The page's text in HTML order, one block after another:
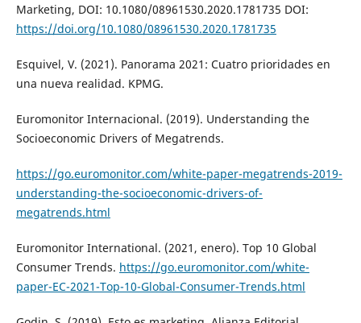
Marketing, DOI: 10.1080/08961530.2020.1781735 DOI:
https://doi.org/10.1080/08961530.2020.1781735
Esquivel, V. (2021). Panorama 2021: Cuatro prioridades en
una nueva realidad. KPMG.
Euromonitor Internacional. (2019). Understanding the
Socioeconomic Drivers of Megatrends.
https://go.euromonitor.com/white-paper-megatrends-2019-
understanding-the-socioeconomic-drivers-of-
megatrends.html
Euromonitor International. (2021, enero). Top 10 Global
Consumer Trends. https://go.euromonitor.com/white-
paper-EC-2021-Top-10-Global-Consumer-Trends.html